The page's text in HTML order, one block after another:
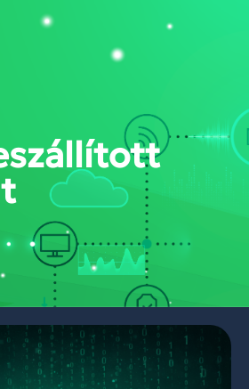
PORTÁL BELÉPÉS